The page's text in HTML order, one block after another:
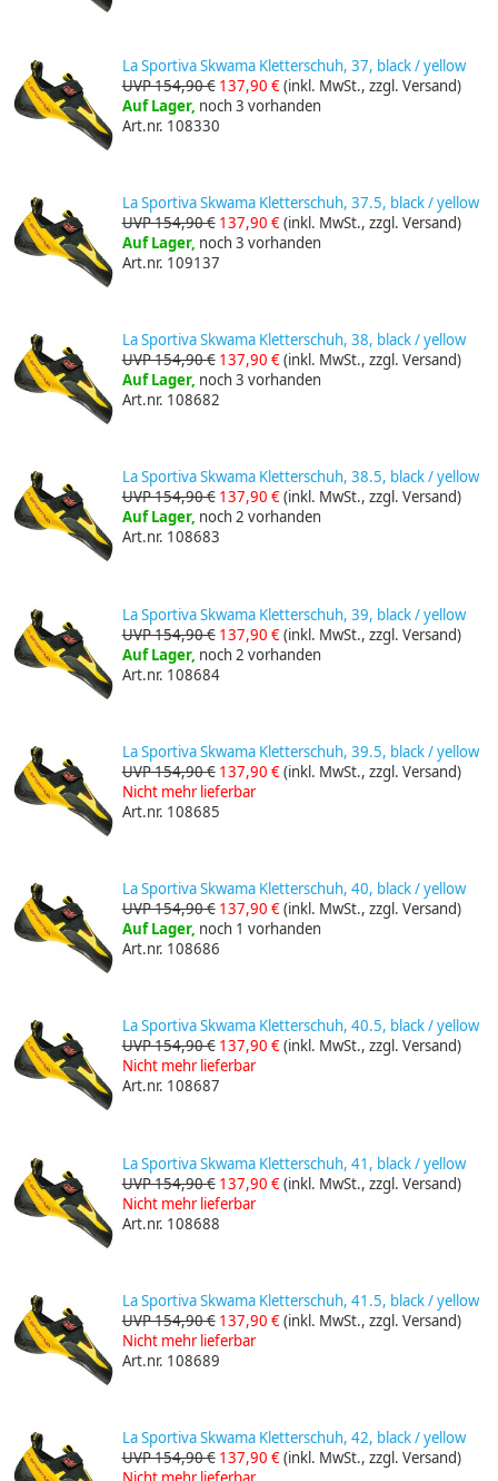
La Sportiva Skwama Kletterschuh, 37, black / yellow
UVP 154,90 € 137,90 €(inkl. MwSt., zzgl. Versand)
Auf Lager, noch 3 vorhanden
Art.nr. 108330
La Sportiva Skwama Kletterschuh, 37.5, black / yellow
UVP 154,90 € 137,90 €(inkl. MwSt., zzgl. Versand)
Auf Lager, noch 3 vorhanden
Art.nr. 109137
La Sportiva Skwama Kletterschuh, 38, black / yellow
UVP 154,90 € 137,90 €(inkl. MwSt., zzgl. Versand)
Auf Lager, noch 3 vorhanden
Art.nr. 108682
La Sportiva Skwama Kletterschuh, 38.5, black / yellow
UVP 154,90 € 137,90 €(inkl. MwSt., zzgl. Versand)
Auf Lager, noch 2 vorhanden
Art.nr. 108683
La Sportiva Skwama Kletterschuh, 39, black / yellow
UVP 154,90 € 137,90 €(inkl. MwSt., zzgl. Versand)
Auf Lager, noch 2 vorhanden
Art.nr. 108684
La Sportiva Skwama Kletterschuh, 39.5, black / yellow
UVP 154,90 € 137,90 €(inkl. MwSt., zzgl. Versand)
Nicht mehr lieferbar
Art.nr. 108685
La Sportiva Skwama Kletterschuh, 40, black / yellow
UVP 154,90 € 137,90 €(inkl. MwSt., zzgl. Versand)
Auf Lager, noch 1 vorhanden
Art.nr. 108686
La Sportiva Skwama Kletterschuh, 40.5, black / yellow
UVP 154,90 € 137,90 €(inkl. MwSt., zzgl. Versand)
Nicht mehr lieferbar
Art.nr. 108687
La Sportiva Skwama Kletterschuh, 41, black / yellow
UVP 154,90 € 137,90 €(inkl. MwSt., zzgl. Versand)
Nicht mehr lieferbar
Art.nr. 108688
La Sportiva Skwama Kletterschuh, 41.5, black / yellow
UVP 154,90 € 137,90 €(inkl. MwSt., zzgl. Versand)
Nicht mehr lieferbar
Art.nr. 108689
La Sportiva Skwama Kletterschuh, 42, black / yellow
UVP 154,90 € 137,90 €(inkl. MwSt., zzgl. Versand)